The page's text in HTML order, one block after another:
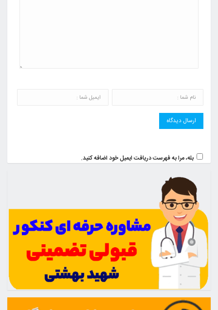
بله، مرا به فهرست دریافت ایمیل خود اضافه کنید.